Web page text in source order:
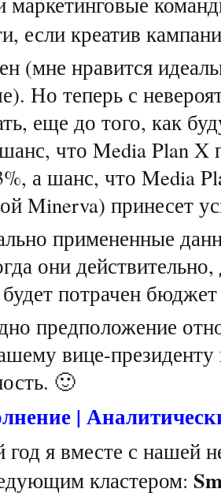
если креатив
(мне нравится
Но теперь с
еще до того, как
что Media Plan X
а шанс, что Media
Minerva) принесет
примененные
они
потрачен
предположение
вице-
🙂
|
год я вместе с нашей
кластером: